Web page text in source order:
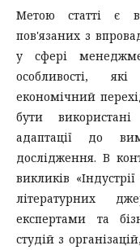
Метою статті є
пов'язаних з
у сфері
особливості,
економічний
бути
адаптації до
дослідження. В
викликів
літературних
експертами та
студій з